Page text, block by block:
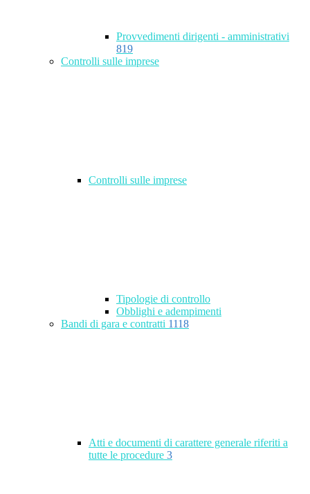
Provvedimenti dirigenti - amministrativi
819
Controlli sulle imprese
Controlli sulle imprese
Tipologie di controllo
Obblighi e adempimenti
Bandi di gara e contratti 1118
Atti e documenti di carattere generale riferiti a
tutte le procedure 3